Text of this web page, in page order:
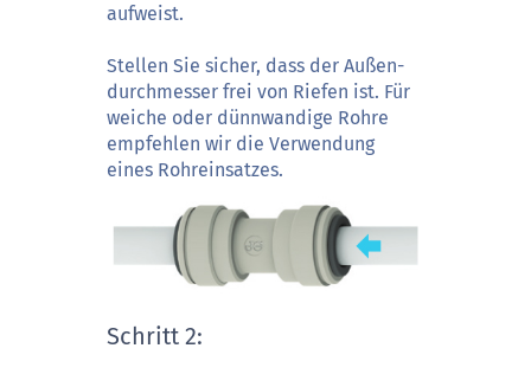
aufweist.
Stellen Sie sicher, dass der Außen-
durchmesser frei von Riefen ist. Für
weiche oder dünnwandige Rohre
empfehlen wir die Verwendung
eines Rohreinsatzes.
Schritt 2: